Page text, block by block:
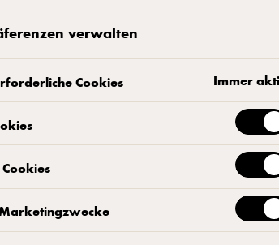
FAQs zu Cheddar – von den
verwalten
Cookies Immer